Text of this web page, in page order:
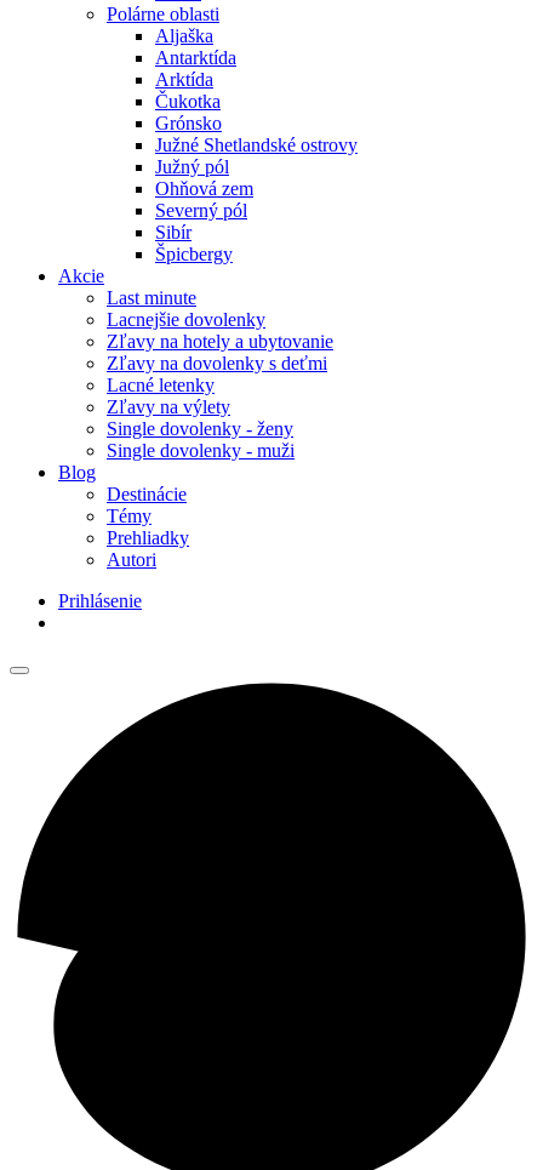
Polárne oblasti
Aljaška
Antarktída
Arktída
Čukotka
Grónsko
Južné Shetlandské ostrovy
Južný pól
Ohňová zem
Severný pól
Sibír
Špicbergy
Akcie
Last minute
Lacnejšie dovolenky
Zľavy na hotely a ubytovanie
Zľavy na dovolenky s deťmi
Lacné letenky
Zľavy na výlety
Single dovolenky - ženy
Single dovolenky - muži
Blog
Destinácie
Témy
Prehliadky
Autori
Prihlásenie